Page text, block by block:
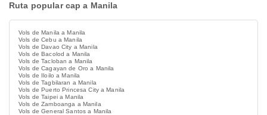
Ruta popular cap a Manila
Vols de Manila a Manila
Vols de Cebu a Manila
Vols de Davao City a Manila
Vols de Bacolod a Manila
Vols de Tacloban a Manila
Vols de Cagayan de Oro a Manila
Vols de Iloilo a Manila
Vols de Tagbilaran a Manila
Vols de Puerto Princesa City a Manila
Vols de Taipei a Manila
Vols de Zamboanga a Manila
Vols de General Santos a Manila